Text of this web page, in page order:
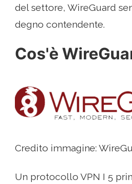
del settore, WireGuard
degno contendente.
Cos'è
Credito immagine:
Un protocollo VPN I 5